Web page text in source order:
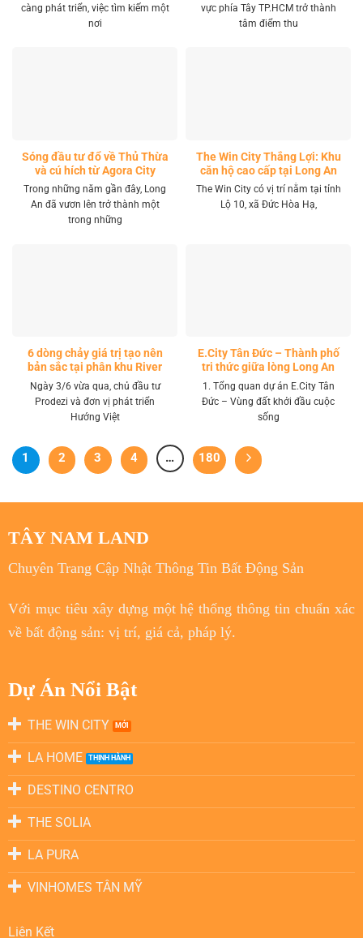
càng phát triển, việc tìm kiếm một
nơi
vực phía Tây TP.HCM trở thành
tâm điểm thu
Sóng đầu tư đổ về Thủ Thừa
và cú hích từ Agora City
Trong những năm gần đây, Long
An đã vươn lên trở thành một
trong những
The Win City Thắng Lợi: Khu
căn hộ cao cấp tại Long An
The Win City có vị trí nằm tại tỉnh
Lộ 10, xã Đức Hòa Hạ,
6 dòng chảy giá trị tạo nên
bản sắc tại phân khu River
Park LA Home
Ngày 3/6 vừa qua, chủ đầu tư
Prodezi và đơn vị phát triển
Hướng Việt
E.City Tân Đức – Thành phố
tri thức giữa lòng Long An
1. Tổng quan dự án E.City Tân
Đức – Vùng đất khởi đầu cuộc
sống
1 2 3 4 … 180
TÂY NAM LAND
Chuyên Trang Cập Nhật Thông Tin Bất Động Sản
Với mục tiêuxây dựng một hệ thống thông tin chuẩn xác
về bất động sản: vị trí, giá cả, pháp lý.
Dự Án Nổi Bật
THE WIN CITY
LA HOME
DESTINO CENTRO
THE SOLIA
LA PURA
VINHOMES TÂN MỸ
Liên Kết